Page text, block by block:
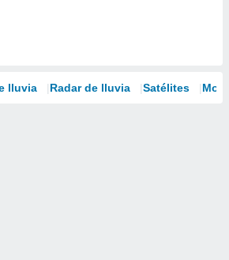
lluvia Radar de lluvia Satélites